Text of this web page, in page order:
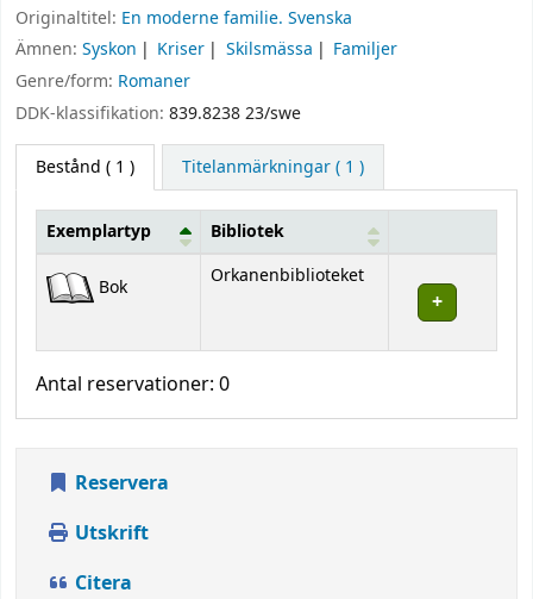
Originaltitel: En moderne familie. Svenska
Ämnen: Syskon Kriser Skilsmässa
Familjer
Genre/form: Romaner
DDK-klassifikation: 839.8238 23/swe
Bestånd ( 1 ) Titelanmärkningar ( 1 )
Bestånd
Exemplartyp Bibliotek
Bok Orkanenbiblioteket
Antal reservationer: 0
Reservera
Utskrift
Citera